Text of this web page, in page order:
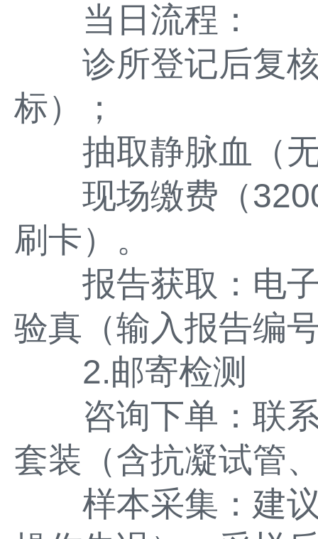
当日流程：
诊所登记后复核
标）；
抽取静脉血（无
现场缴费（
刷卡）。
报告获取：电子
验真（输入报告编
2.邮寄检测
咨询下单：联系
套装（含抗凝试管
样本采集：建议